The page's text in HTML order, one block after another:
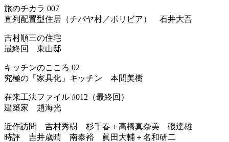
旅のチカラ 007
直列配置型住居（チパヤ村／ボリビア） 石井大吾
吉村順三の住宅
最終回 東山邸
キッチンのこころ 02
究極の「家具化」キッチン 本間美樹
在来工法ファイル #012（最終回）
建築家 趙海光
近作訪問 吉村秀樹 杉千春＋高橋真奈美 磯達雄
時評 吉井歳晴 南泰裕 眞田大輔＋名和研二